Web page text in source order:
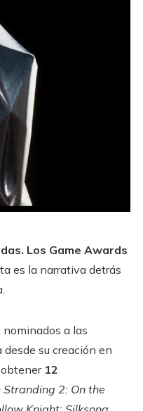
Los Game Awards
es la narrativa detrás
a las
su creación en
12
2: On the